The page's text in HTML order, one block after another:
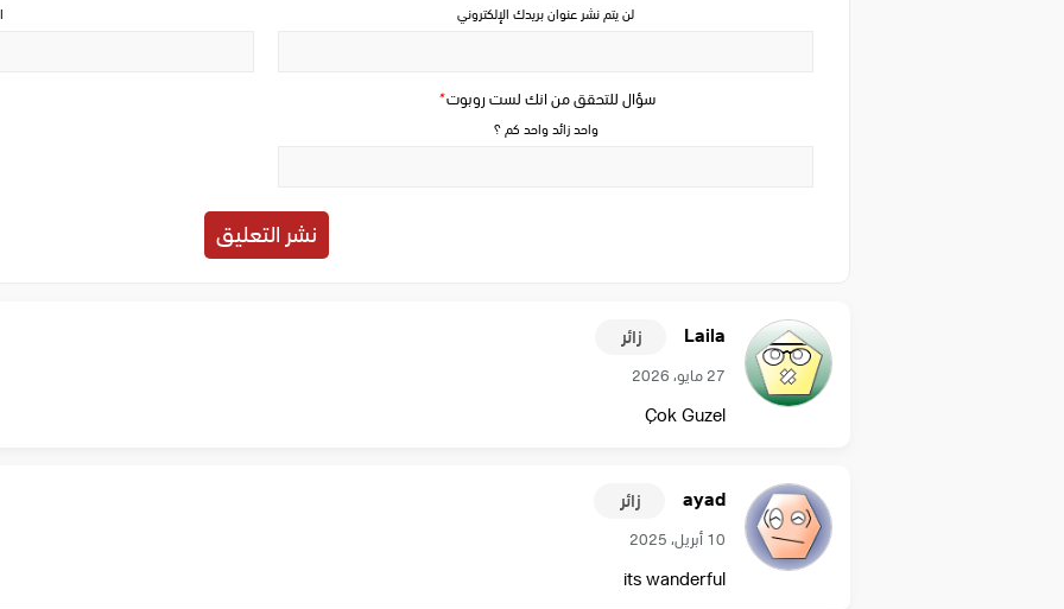
سؤال للتحقق من انك لست روبوت*
واحد زائد واحد كم ؟
لن يتم نشر عنوان بريدك الإلكتروني
Laila زائر
27 مايو، 2026
Çok Guzel
ayad زائر
10 أبريل، 2025
its wanderful